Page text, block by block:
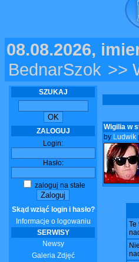
08.08.2026,
BednarSzok >>
SZUKAJ
ZALOGUJ
Login:
Hasło:
zaloguj na stałe
Skąd wziąć login i hasło?
Informacje o logowaniu
SERWISY
Newsy
Galeria Zdjęć
Wigilia w
by Ludwik
Te